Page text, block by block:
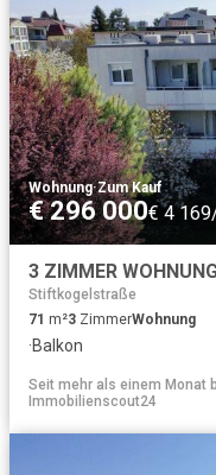
Wohnung·Zum Kauf
€ 296 000€ 4
Stiftkogelstraße
71 m²3 ZimmerWohnung
·Balkon
Seit mehr als einem Monat
Immobilienscout24